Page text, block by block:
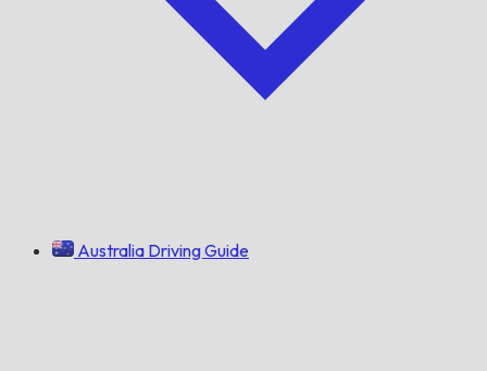
Australia Driving Guide